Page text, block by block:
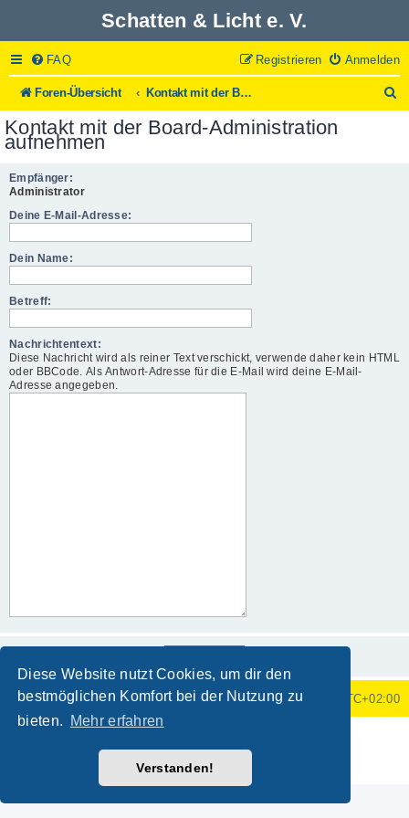
Diese Website nutzt Cookies, um dir den
bestmöglichen Komfort bei der Nutzung zu
bieten.
Mehr erfahren
Verstanden!
Schatten & Licht e. V.
FAQ Anmelden
Registrieren
Foren-Übersicht Kontakt mit der Board-Administration aufnehmen
u
Kontakt mit der Board-Administration
aufnehmen
Empfänger:
Administrator
Deine E-Mail-Adresse:
Dein Name:
Betreff:
Nachrichtentext:
Diese Nachricht wird als reiner Text verschickt, verwende daher kein HTML
oder BBCode. Als Antwort-Adresse für die E-Mail wird deine E-Mail-
Adresse angegeben.
Foren-Übersicht Alle Zeiten sind UTC+02:00
Deutsche Übersetzung durchphpBB.de
Datenschutz|Nutzungsbedingungen